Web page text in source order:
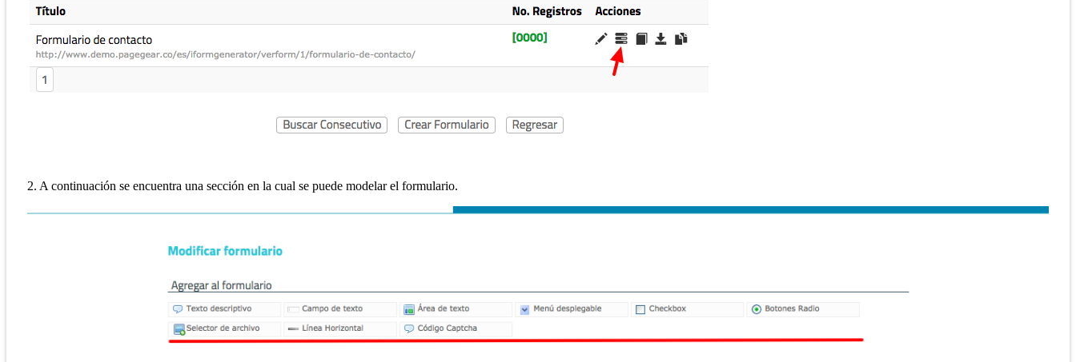
2. A continuación se encuentra una sección en la cual se puede modelar el formulario.